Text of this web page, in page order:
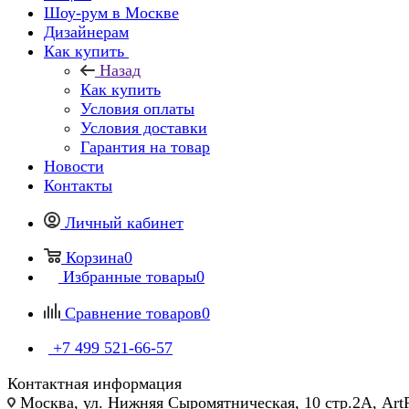
Шоу-рум в Москве
Дизайнерам
Как купить
Назад
Как купить
Условия оплаты
Условия доставки
Гарантия на товар
Новости
Контакты
Личный кабинет
Корзина0
Избранные товары0
Сравнение товаров0
+7 499 521-66-57
Контактная информация
Москва, ул. Нижняя Сыромятническая, 10 стр.2А,